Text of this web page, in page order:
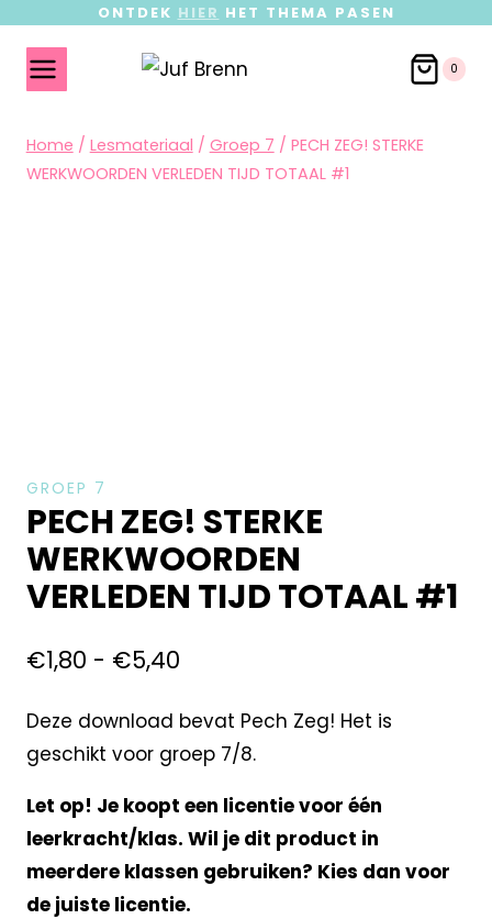
ONTDEK HIER HET THEMA PASEN
0
Home / Lesmateriaal / Groep 7 / PECH ZEG! STERKE
WERKWOORDEN VERLEDEN TIJD TOTAAL #1
GROEP 7
PECH ZEG! STERKE
WERKWOORDEN
VERLEDEN TIJD TOTAAL #1
€1,80 - €5,40
Deze download bevat Pech Zeg! Het is
geschikt voor groep 7/8.
Let op! Je koopt een licentie voor één
leerkracht/klas. Wil je dit product in
meerdere klassen gebruiken? Kies dan voor
de juiste licentie.